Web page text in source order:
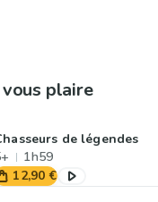
plaire
de légendes
1h59
12,90 €